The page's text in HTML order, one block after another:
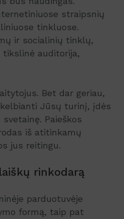
straipsnių
tinkluose.
ir socialinių tinklų,
tikslinė auditorija,
Bet dar geriau,
Jūsų turinį, įdės
Paieškos
iš atitinkamų
jus reitingu.
rinkodarą
parduotuvėje
formą, taip pat